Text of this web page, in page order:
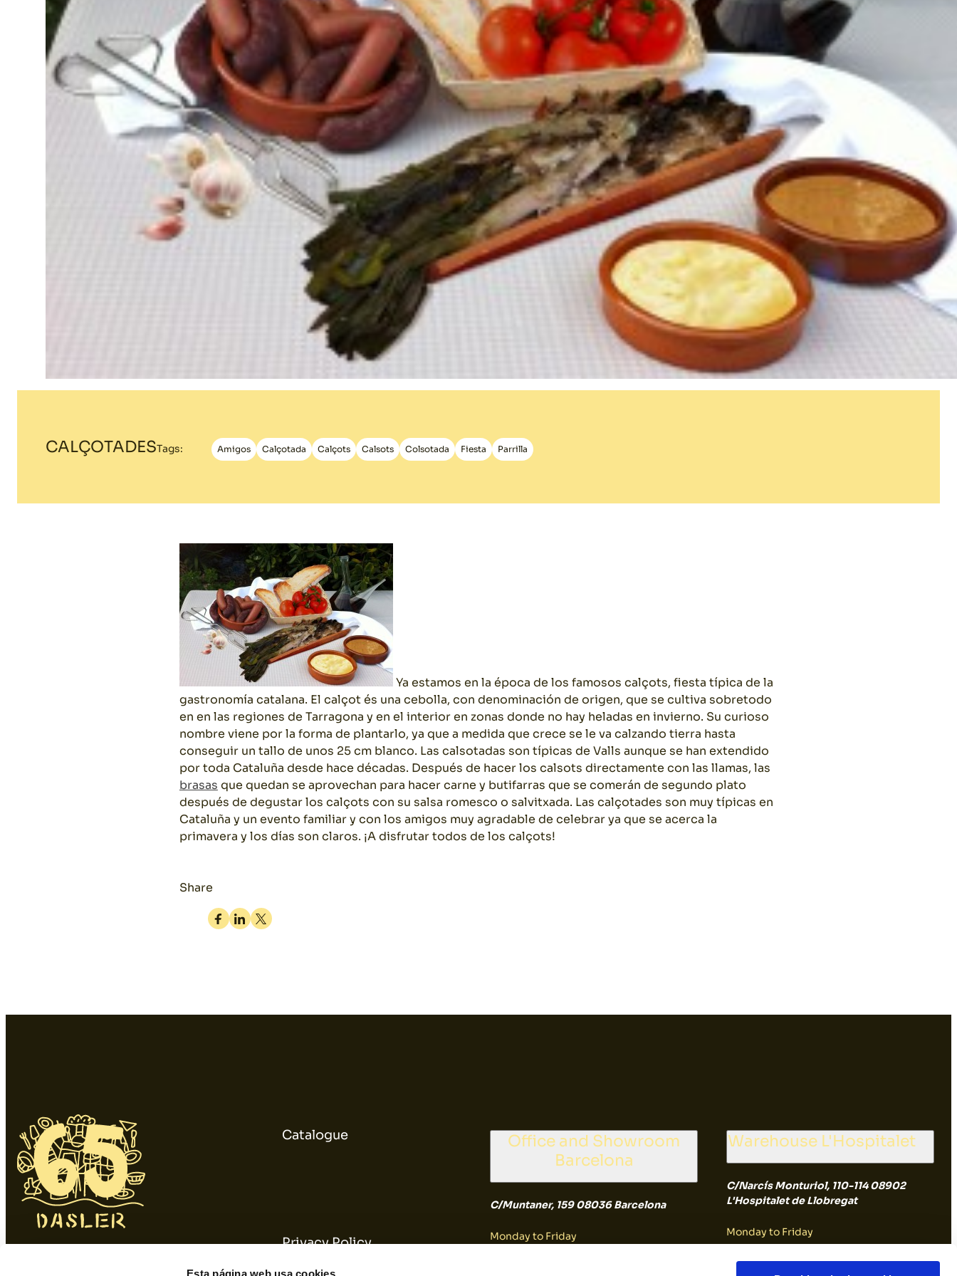
Esta página web usa cookies
Decoration
Catering
equipment
CALÇOTADESTags: Amigos Calçotada Calçots Calsots Colsotada Fiesta Parrilla
Ya estamos en la época de los famosos calçots, fiesta típica de la
gastronomía catalana. El calçot és una cebolla, con denominación de origen, que se cultiva sobretodo
en en las regiones de Tarragona y en el interior en zonas donde no hay heladas en invierno. Su curioso
nombre viene por la forma de plantarlo, ya que a medida que crece se le va calzando tierra hasta
conseguir un tallo de unos 25 cm blanco. Las calsotadas son típicas de Valls aunque se han extendido
por toda Cataluña desde hace décadas. Después de hacer los calsots directamente con las llamas, las
brasas que quedan se aprovechan para hacer carne y butifarras que se comerán de segundo plato
después de degustar los calçots con su salsa romesco o salvitxada. Las calçotades son muy típicas en
Cataluña y un evento familiar y con los amigos muy agradable de celebrar ya que se acerca la
primavera y los días son claros. ¡A disfrutar todos de los calçots!
Share
Facebook
Linkedin
Twitter
Catalogue
Privacy Policy
Cookies Policy
Office and Showroom
Barcelona
C/Muntaner, 159 08036 Barcelona
Monday to Friday
Warehouse L'Hospitalet
C/Narcís Monturiol, 110-114 08902
L'Hospitalet de Llobregat
Monday to Friday
8:00 a 14:30